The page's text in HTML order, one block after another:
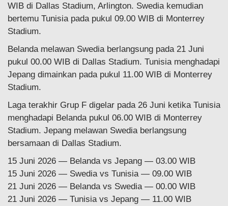
WIB di Dallas Stadium, Arlington. Swedia kemudian
bertemu Tunisia pada pukul 09.00 WIB di Monterrey
Stadium.
Belanda melawan Swedia berlangsung pada 21 Juni
pukul 00.00 WIB di Dallas Stadium. Tunisia menghadapi
Jepang dimainkan pada pukul 11.00 WIB di Monterrey
Stadium.
Laga terakhir Grup F digelar pada 26 Juni ketika Tunisia
menghadapi Belanda pukul 06.00 WIB di Monterrey
Stadium. Jepang melawan Swedia berlangsung
bersamaan di Dallas Stadium.
15 Juni 2026 — Belanda vs Jepang — 03.00 WIB
15 Juni 2026 — Swedia vs Tunisia — 09.00 WIB
21 Juni 2026 — Belanda vs Swedia — 00.00 WIB
21 Juni 2026 — Tunisia vs Jepang — 11.00 WIB